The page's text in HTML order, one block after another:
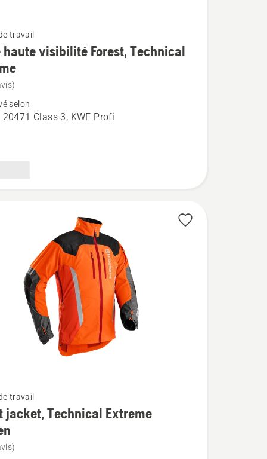
travail
haute visibilité Forest, Technical
selon
20471 Class 3, KWF Profi
travail
jacket, Technical Extreme